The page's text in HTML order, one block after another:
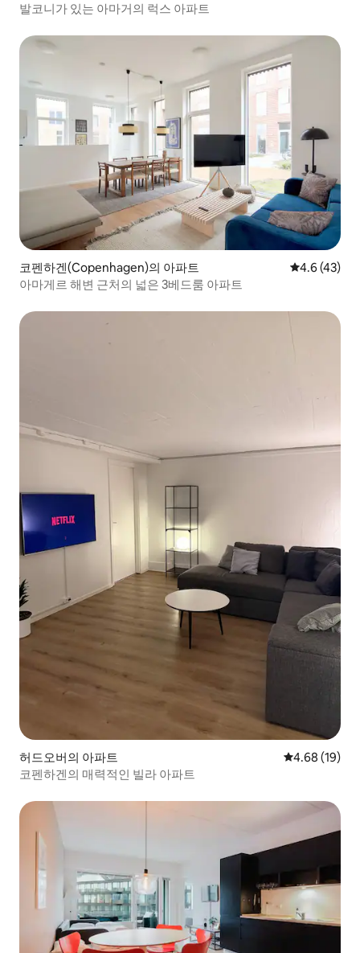
발코니가 있는 아마거의 럭스 아파트
코펜하겐(Copenhagen)의 아파트 평점 4.6점(5
4.6 (43)
아마게르 해변 근처의 넓은 3베드룸 아파트
허드오버의 아파트 평점 4.68점(5
4.68 (19)
코펜하겐의 매력적인 빌라 아파트